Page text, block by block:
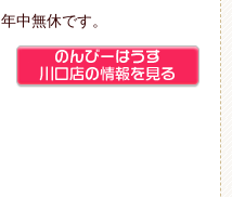
年中無休です。